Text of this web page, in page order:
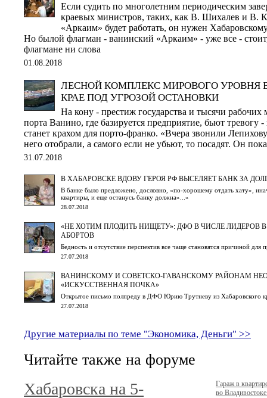
Если судить по многолетним периодическим
краевых министров, таких, как В. Шихалев и В.
«Аркаим» будет работать, он нужен
Но былой флагман - ванинский «Аркаим» - уже все -
флагмане ни слова
01.08.2018
ЛЕСНОЙ КОМПЛЕКС МИРОВОГО УРОВНЯ
КРАЕ ПОД УГРОЗОЙ ОСТАНОВКИ
На кону - престиж государства и тысячи рабочих
порта Ванино, где базируется предприятие, бьют тревогу
станет крахом для порто-франко. «Вчера звонили
него отобрали, а самого если не убьют, то посадят. Он
31.07.2018
В ХАБАРОВСКЕ ВДОВУ ГЕРОЯ РФ ВЫСЕЛЯЕТ БАНК ЗА
В банке было предложено, дословно, «по-хорошему отдать хату»,
квартиры, и еще останусь банку должна»...»
28.07.2018
«НЕ ХОТИМ ПЛОДИТЬ НИЩЕТУ»: ДФО В ЧИСЛЕ ЛИДЕРОВ
АБОРТОВ
Бедность и отсутствие перспектив все чаще становятся причиной для
27.07.2018
ВАНИНСКОМУ И СОВЕТСКО-ГАВАНСКОМУ РАЙОНАМ
«ИСКУССТВЕННАЯ ПОЧКА»
Открытое письмо полпреду в ДФО Юрию Трутневу из Хабаровского
27.07.2018
Другие материалы по теме "Экономика, Деньги" >>
Читайте также на форуме
Хабаровска на 5-
Гараж в
во